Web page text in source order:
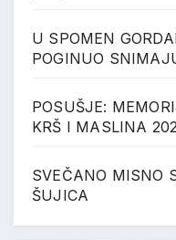
U SPOMEN
POGINUO
POSUŠJE:
KRŠ I MASLINA
SVEČANO MISNO
ŠUJICA